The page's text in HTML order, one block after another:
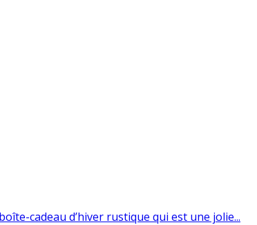
cadeau d’hiver rustique qui est une jolie...